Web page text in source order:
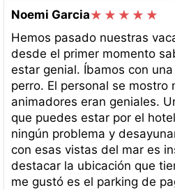
Noemi Garcia
Hemos pasado nuestras
desde el primer momento
estar genial. Íbamos con
perro. El personal se mostro
animadores eran geniales.
que puedes estar por el
ningún problema y
con esas vistas del mar es
destacar la ubicación que
me gustó es el parking de